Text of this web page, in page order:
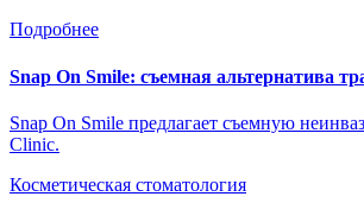
Подробнее
Snap On Smile: съемная альтернатива
Snap On Smile предлагает съемную
Clinic.
Косметическая стоматология